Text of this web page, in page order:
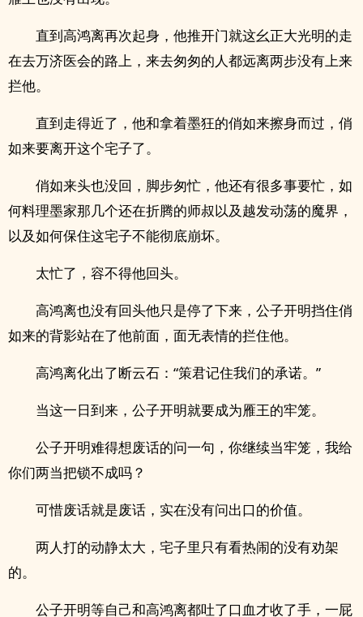
直到高鸿离再次起身，他推开门就这幺正大光明的走
在去万济医会的路上，来去匆匆的人都远离两步没有上来
拦他。
直到走得近了，他和拿着墨狂的俏如来擦身而过，俏
如来要离开这个宅子了。
俏如来头也没回，脚步匆忙，他还有很多事要忙，如
何料理墨家那几个还在折腾的师叔以及越发动荡的魔界，
以及如何保住这宅子不能彻底崩坏。
太忙了，容不得他回头。
高鸿离也没有回头他只是停了下来，公子开明挡住俏
如来的背影站在了他前面，面无表情的拦住他。
高鸿离化出了断云石：“策君记住我们的承诺。”
当这一日到来，公子开明就要成为雁王的牢笼。
公子开明难得想废话的问一句，你继续当牢笼，我给
你们两当把锁不成吗？
可惜废话就是废话，实在没有问出口的价值。
两人打的动静太大，宅子里只有看热闹的没有劝架
的。
公子开明等自己和高鸿离都吐了口血才收了手，一屁